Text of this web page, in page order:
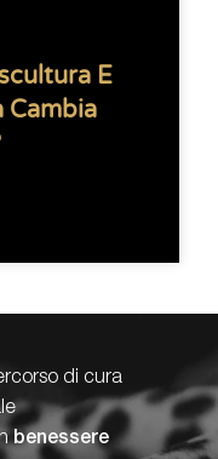
E
Cambia
di cura
benessere